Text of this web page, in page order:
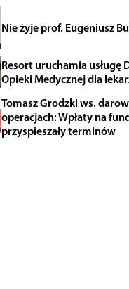
Nie żyje prof. Eugeniusz
Resort uruchamia usługę
Opieki Medycznej dla
Tomasz Grodzki ws.
operacjach: Wpłaty na
przyspieszały terminów